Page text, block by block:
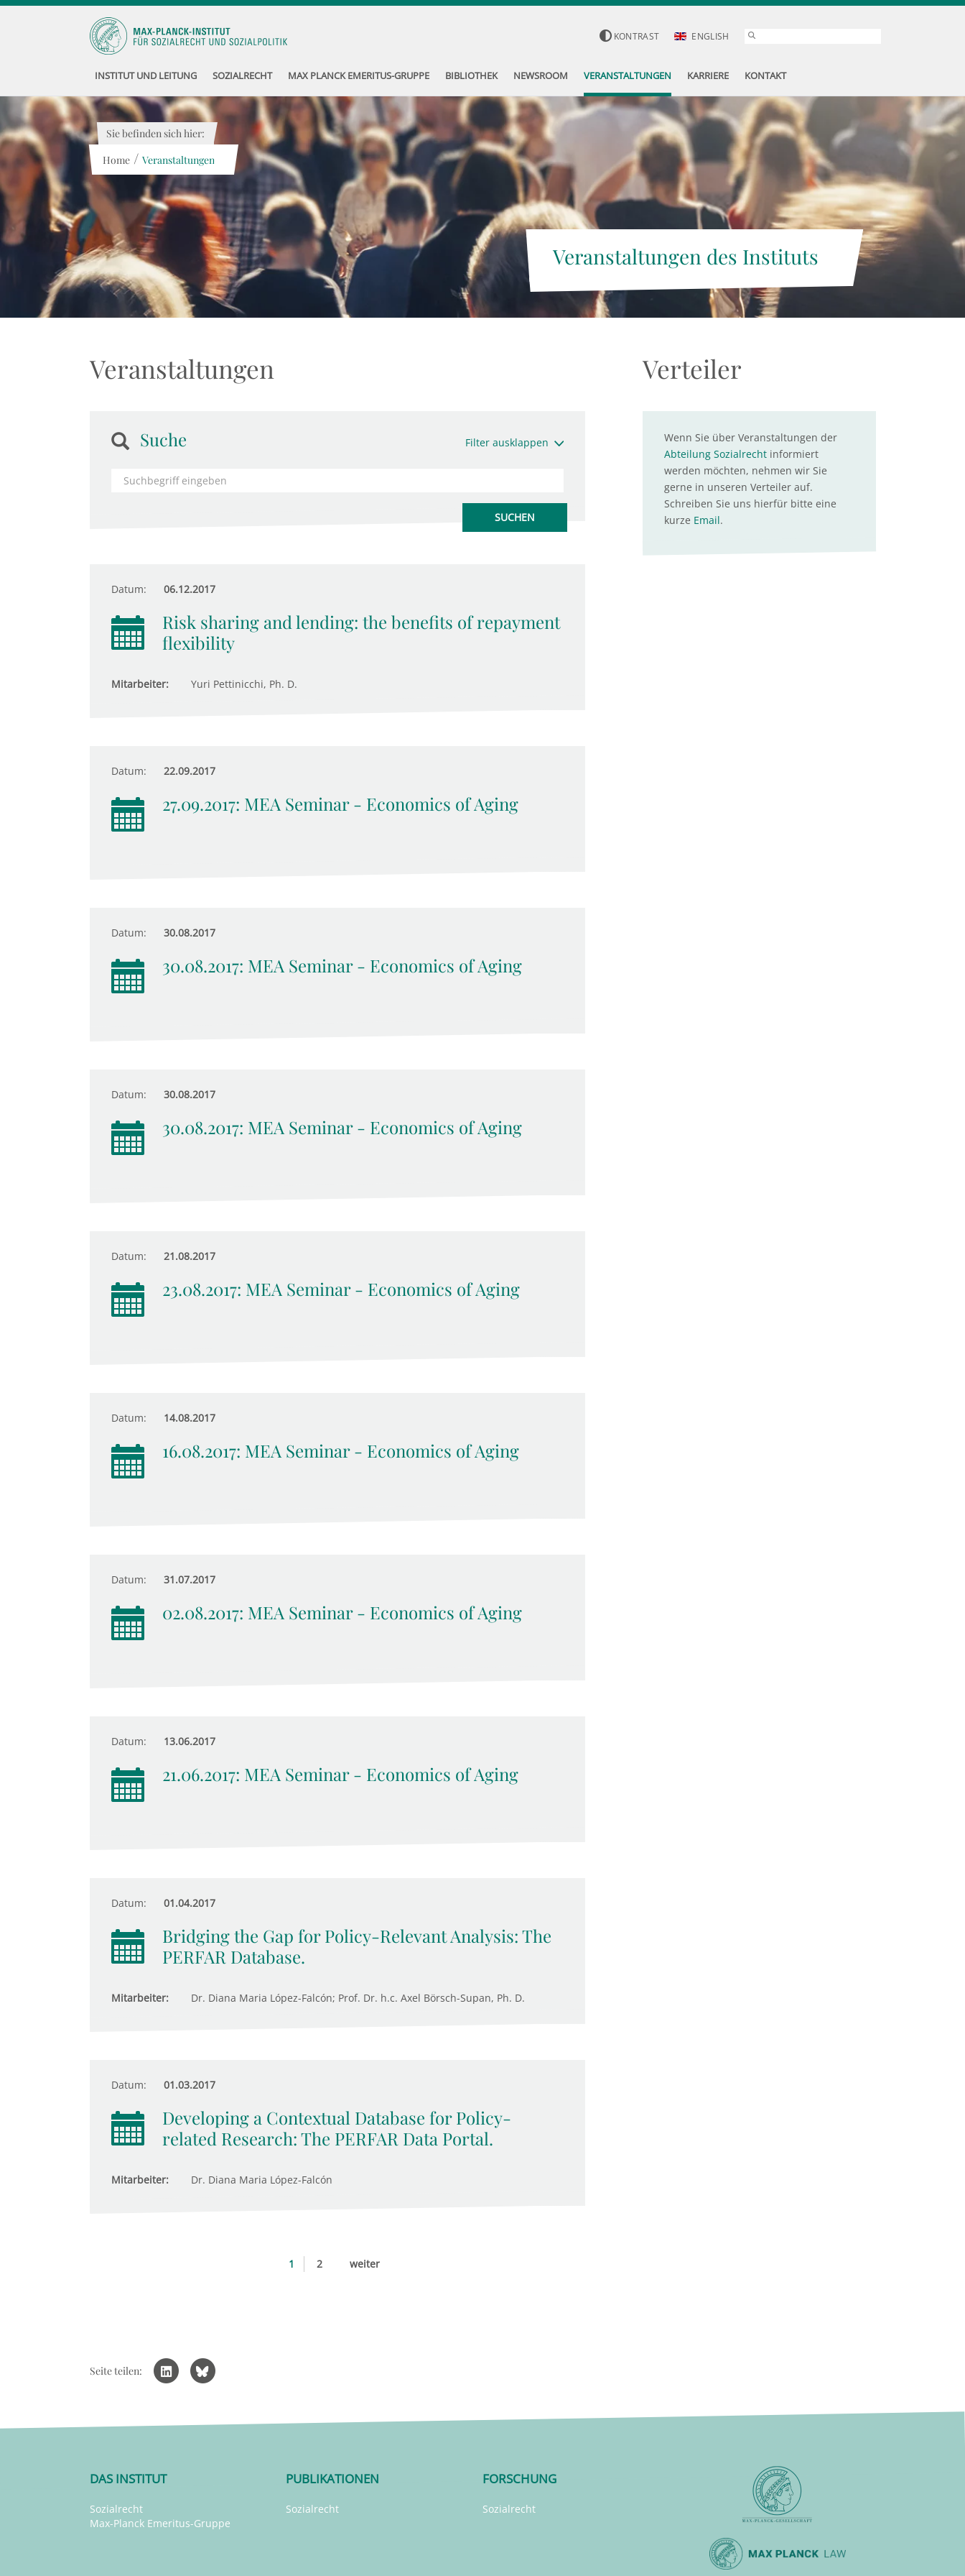
KONTRAST ENGLISH
INSTITUT UND LEITUNG SOZIALRECHT MAX PLANCK EMERITUS-GRUPPE BIBLIOTHEK NEWSROOM VERANSTALTUNGEN KARRIERE KONTAKT
Veranstaltungen des Instituts
Sie befinden sich hier:
Home / Veranstaltungen
Veranstaltungen
Suche Filter ausklappen
Datum: 06.12.2017
Risk sharing and lending: the benefits of repayment
flexibility
Mitarbeiter: Yuri Pettinicchi, Ph. D.
Datum: 22.09.2017
27.09.2017: MEA Seminar - Economics of Aging
Datum: 30.08.2017
30.08.2017: MEA Seminar - Economics of Aging
Datum: 30.08.2017
30.08.2017: MEA Seminar - Economics of Aging
Datum: 21.08.2017
23.08.2017: MEA Seminar - Economics of Aging
Datum: 14.08.2017
16.08.2017: MEA Seminar - Economics of Aging
Datum: 31.07.2017
02.08.2017: MEA Seminar - Economics of Aging
Datum: 13.06.2017
21.06.2017: MEA Seminar - Economics of Aging
Datum: 01.04.2017
Bridging the Gap for Policy-Relevant Analysis: The
PERFAR Database.
Mitarbeiter: Dr. Diana Maria López-Falcón; Prof. Dr. h.c. Axel Börsch-Supan, Ph. D.
Datum: 01.03.2017
Developing a Contextual Database for Policy-
related Research: The PERFAR Data Portal.
Mitarbeiter: Dr. Diana Maria López-Falcón
1 2 weiter
Verteiler
Wenn Sie über Veranstaltungen der
Abteilung Sozialrechtinformiert
werden möchten, nehmen wir Sie
gerne in unseren Verteiler auf.
Schreiben Sie uns hierfür bitte eine
kurze Email.
Seite teilen:
DAS INSTITUT
Sozialrecht
Max-Planck Emeritus-Gruppe
PUBLIKATIONEN
Sozialrecht
FORSCHUNG
Sozialrecht